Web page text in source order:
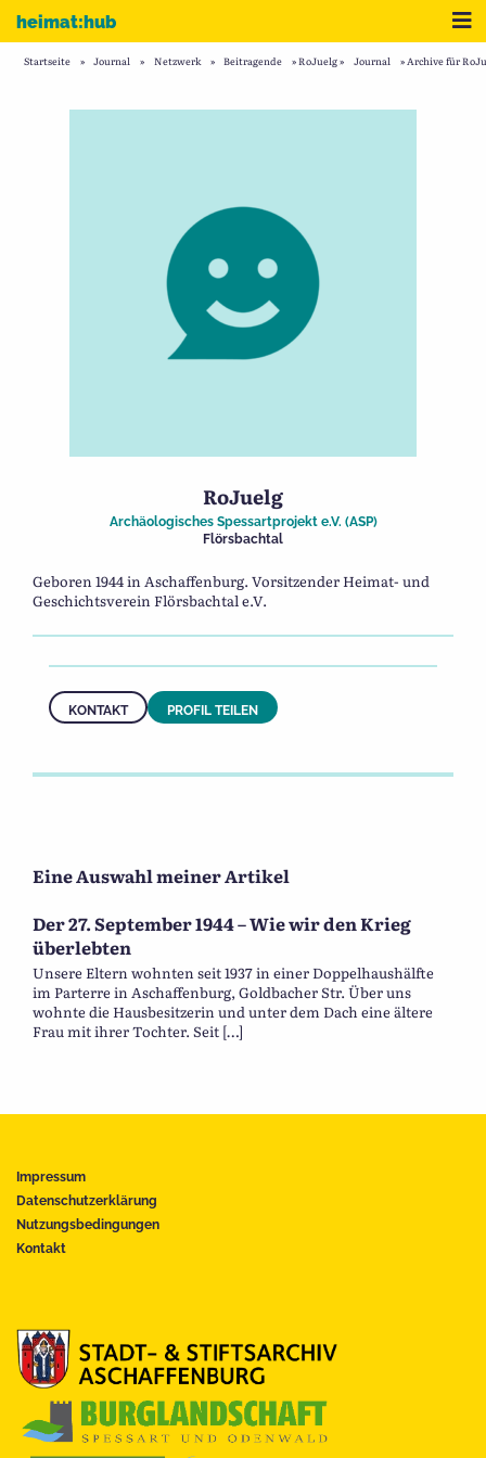
Zum Inhalt
heimat:hub
Startseite » Journal » Netzwerk » Beitragende »RoJuelg» Journal »Archive für
RoJuelg
Archäologisches Spessartprojekt e.V. (ASP)
Flörsbachtal
Geboren 1944 in Aschaffenburg. Vorsitzender Heimat- und
Geschichtsverein Flörsbachtal e.V.
KONTAKT PROFIL TEILEN
Eine Auswahl meiner Artikel
Der 27. September 1944 – Wie wir den Krieg
überlebten
Unsere Eltern wohnten seit 1937 in einer Doppelhaushälfte
im Parterre in Aschaffenburg, Goldbacher Str. Über uns
wohnte die Hausbesitzerin und unter dem Dach eine ältere
Frau mit ihrer Tochter. Seit […]
Impressum
Datenschutzerklärung
Nutzungsbedingungen
Kontakt